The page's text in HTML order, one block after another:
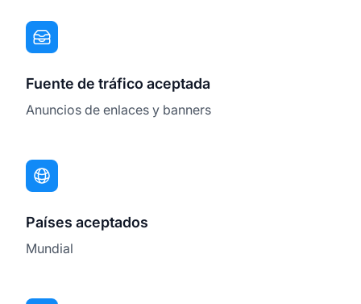
Fuente de tráfico aceptada
Anuncios de enlaces y banners
Países aceptados
Mundial